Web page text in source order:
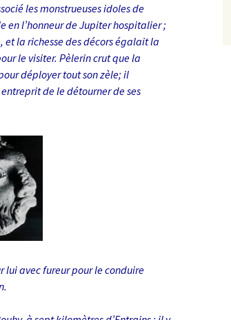
les monstrueuses idoles de
en l’honneur de Jupiter hospitalier ;
la richesse des décors égalait la
le visiter. Pèlerin crut que la
déployer tout son zèle; il
de le détourner de ses
lui avec fureur pour le conduire